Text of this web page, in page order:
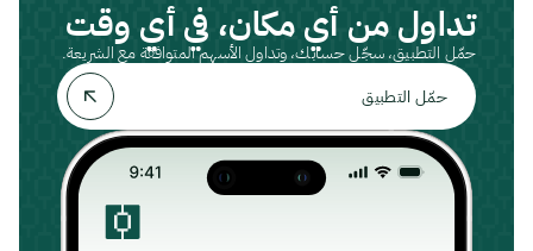
تداول من أي مكان، في أي وقت
حمّل التطبيق، سجّل حسابك، وتداول الأسهم المتوافقة مع الشريعة.
حمّل التطبيق